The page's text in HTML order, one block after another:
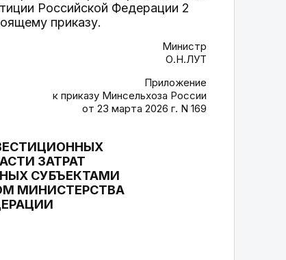
Российской Федерации 2
приказу.
Министр
О.Н.ЛУТ
Приложение
к приказу Минсельхоза России
от 23 марта 2026 г. N 169
ЗАТРАТ
СУБЪЕКТАМИ
МИНИСТЕРСТВА